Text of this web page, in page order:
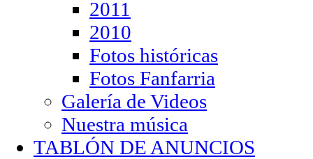
2011
2010
Fotos históricas
Fotos Fanfarria
Galería de Videos
Nuestra música
TABLÓN DE ANUNCIOS